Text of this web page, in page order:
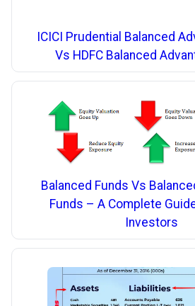
ICICI Prudential Balanced
Vs HDFC Balanced
Balanced Funds Vs
Funds – A Complete
Investors